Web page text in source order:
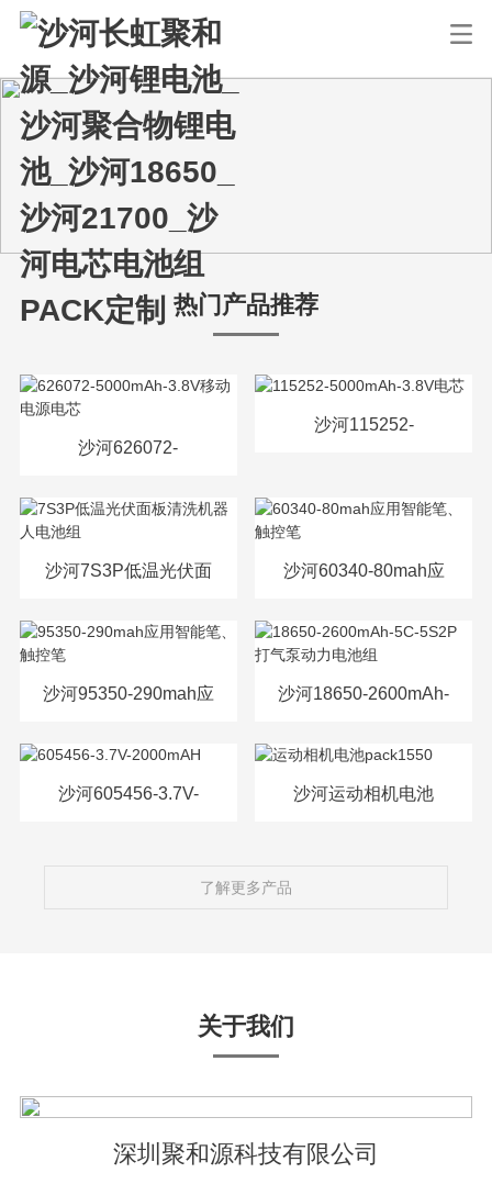
热门产品推荐
沙河626072-
沙河115252-
沙河7S3P低温光伏面 沙河60340-80mah应
沙河95350-290mah应 沙河18650-2600mAh-
电池组
沙河605456-3.7V- 沙河运动相机电池
了解更多产品
关于我们
深圳聚和源科技有限公司